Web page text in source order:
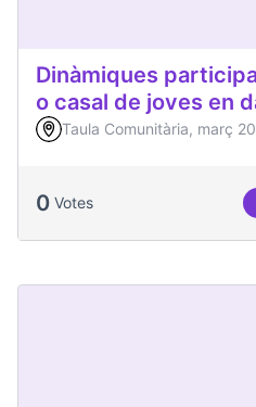
Dinàmiques
o casal de joves en
Taula Comunitària, març
0 Votes